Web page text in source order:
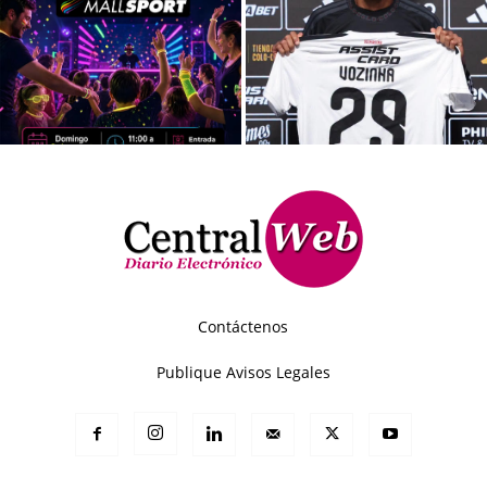
Contáctenos
Publique Avisos Legales